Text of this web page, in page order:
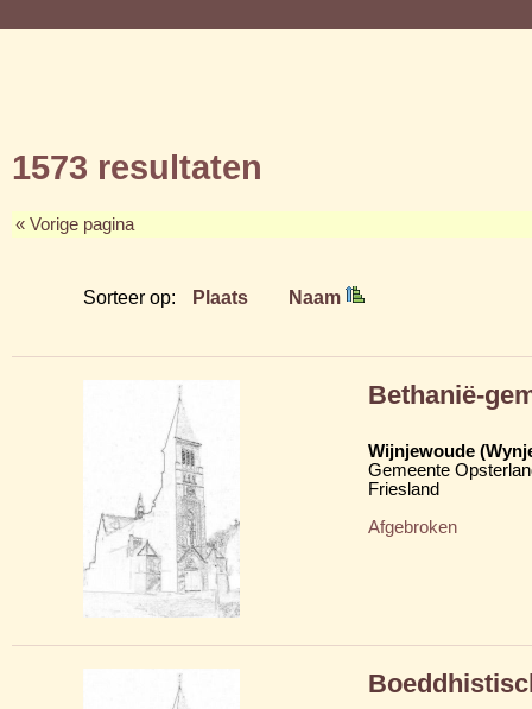
1573 resultaten
« Vorige pagina
Sorteer op: Plaats Naam
Bethanië-
Wijnjewoude
Gemeente
Friesland
Afgebroken